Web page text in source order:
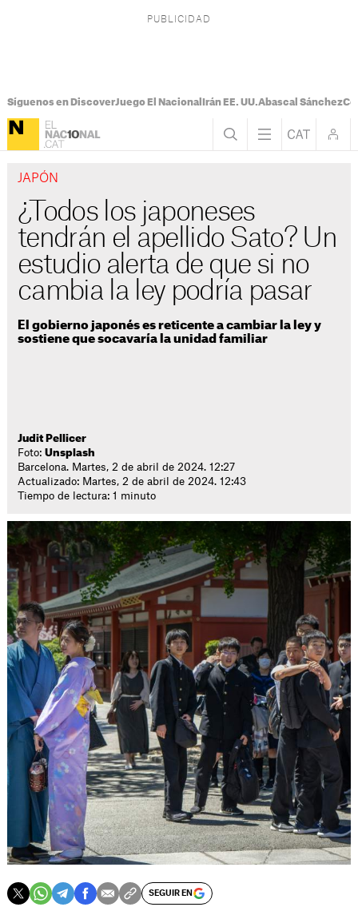
Síguenos en DiscoverJuego El Nacional Irán EE. UU.Abascal Sánchez
JAPÓN
¿Todos los japoneses
tendrán el apellido Sato? Un
estudio alerta de que si no
cambia la ley podría pasar
El gobierno japonés es reticente a cambiar la ley y
sostiene que socavaría la unidad familiar
Judit Pellicer
Foto:Unsplash
Barcelona. Martes, 2 de abril de 2024. 12:27
Actualizado: Martes, 2 de abril de 2024. 12:43
Tiempo de lectura: 1 minuto
SEGUIR EN